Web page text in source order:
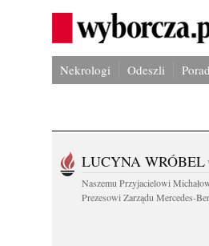
Nekrologi Odeszli
LUCYNA WRÓBEL
Naszemu Przyjacielowi
Prezesowi Zarządu Mercedes-